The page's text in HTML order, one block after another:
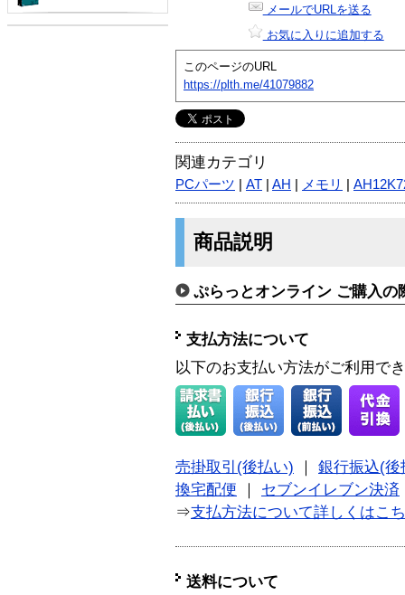
メールでURLを送る
お気に入りに追加する
このページのURL
https://plth.me/41079882
関連カテゴリ
PCパーツ AT AH メモリ
商品説明
ぷらっとオンライン ご購入の
支払方法について
以下のお支払い方法がご利用で
売掛取引(後払い)
銀行振込(後
換宅配便
セブンイレブン決済
⇒支払方法について詳しくはこ
送料について